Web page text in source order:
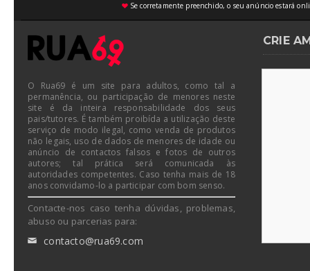
♥Se corretamente preenchido, o seu anúncio estará
O Rua69 é um site para adultos, como tal a
permanência, ou participação de menores neste
site é da inteira responsabilidade dos seus
pais/tutores. É também proibída a utilização deste
serviço de modo ilegal, como venda de produtos
não legais, uso de dados de menores de idade ou
anúncio de contactos falsos e fotos de outros
autores; tal prática será comunicada às
autoridades competentes. Caso tenha mais de 18
anos convidamo-lo a participar com bom senso.
Contacte-nos caso tenha dúvidas, problemas,
abuso ou parcerias para:
✉ contacto@rua69.com
CRIE